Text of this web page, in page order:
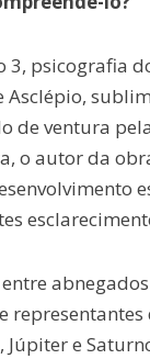
psicografia
de ventura
o autor da
e